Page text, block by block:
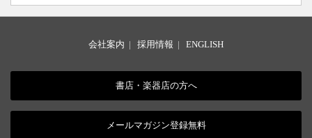
会社案内 | 採用情報 | ENGLISH
書店・楽器店の方へ
メールマガジン登録無料